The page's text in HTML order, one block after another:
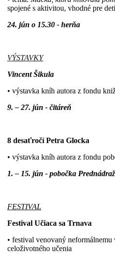
spojené s aktivitou, vhodné pre
24. jún o 15.30 - herňa
VÝSTAVKY
Vincent Šikula
• výstavka kníh autora z fondu
9. – 27. jún - čitáreň
8 desaťročí Petra Glocka
• výstavka kníh autora z fondu
1. – 15. jún - pobočka
FESTIVAL
Festival Učiaca sa Trnava
• festival venovaný
celoživotného učenia